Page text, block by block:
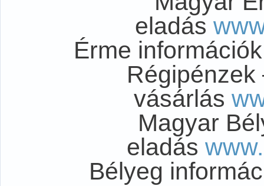
eladás
Érme
vásárlás
Magyar
eladás
Bélyeg